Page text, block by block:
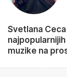
Svetlana
muzike na